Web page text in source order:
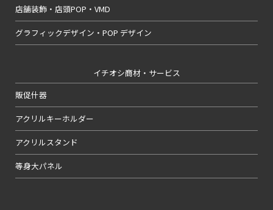
店舗装飾・店頭POP・VMD
グラフィックデザイン・POP デザイン
イチオシ商材・サービス
販促什器
アクリルキーホルダー
アクリルスタンド
等身大パネル